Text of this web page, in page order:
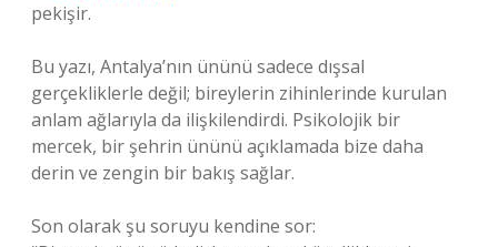
pekişir.
Bu yazı, Antalya’nın ününü sadece dışsal
gerçekliklerle değil; bireylerin zihinlerinde kurulan
anlam ağlarıyla da ilişkilendirdi. Psikolojik bir
mercek, bir şehrin ününü açıklamada bize daha
derin ve zengin bir bakış sağlar.
Son olarak şu soruyu kendine sor: